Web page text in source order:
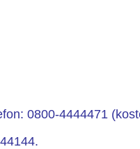
0800-4444471